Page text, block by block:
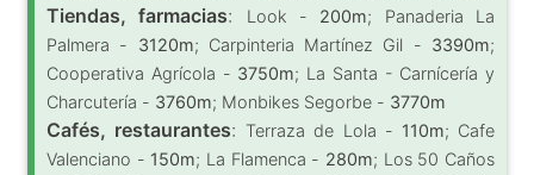
Tiendas, farmacias: Look - 200m; Panaderia La
Palmera - 3120m; Carpinteria Martínez Gil - 3390m;
Cooperativa Agrícola - 3750m; La Santa - Carnícería y
Charcutería - 3760m; Monbikes Segorbe - 3770m
Cafés, restaurantes: Terraza de Lola - 110m; Cafe
Valenciano - 150m; La Flamenca - 280m; Los 50 Caños